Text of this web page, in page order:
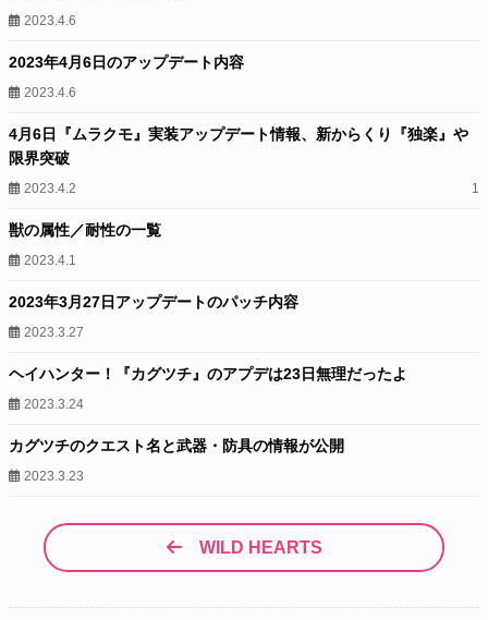
2023.4.6
2023年4月6日のアップデート内容
2023.4.6
4月6日『ムラクモ』実装アップデート情報、新からくり『独楽』や
限界突破
2023.4.2 1
獣の属性／耐性の一覧
2023.4.1
2023年3月27日アップデートのパッチ内容
2023.3.27
ヘイハンター！『カグツチ』のアプデは23日無理だったよ
2023.3.24
カグツチのクエスト名と武器・防具の情報が公開
2023.3.23
WILD HEARTS